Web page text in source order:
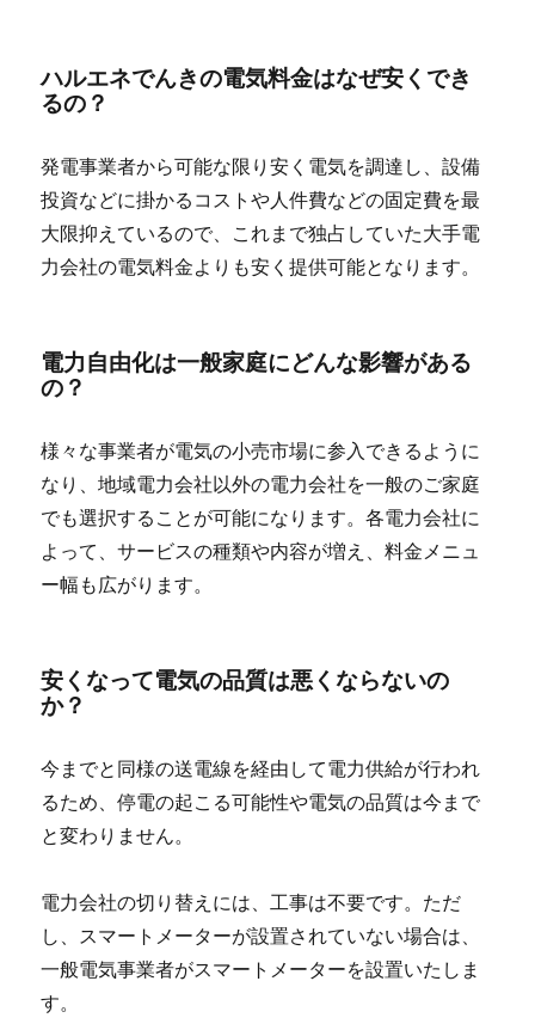
ハルエネでんきの電気料金はなぜ安くでき
るの？
発電事業者から可能な限り安く電気を調達し、設備
投資などに掛かるコストや人件費などの固定費を最
大限抑えているので、これまで独占していた大手電
力会社の電気料金よりも安く提供可能となります。
電力自由化は一般家庭にどんな影響がある
の？
様々な事業者が電気の小売市場に参入できるように
なり、地域電力会社以外の電力会社を一般のご家庭
でも選択することが可能になります。各電力会社に
よって、サービスの種類や内容が増え、料金メニュ
ー幅も広がります。
安くなって電気の品質は悪くならないの
か？
今までと同様の送電線を経由して電力供給が行われ
るため、停電の起こる可能性や電気の品質は今まで
と変わりません。
電力会社の切り替えには、工事は不要です。ただ
し、スマートメーターが設置されていない場合は、
一般電気事業者がスマートメーターを設置いたしま
す。